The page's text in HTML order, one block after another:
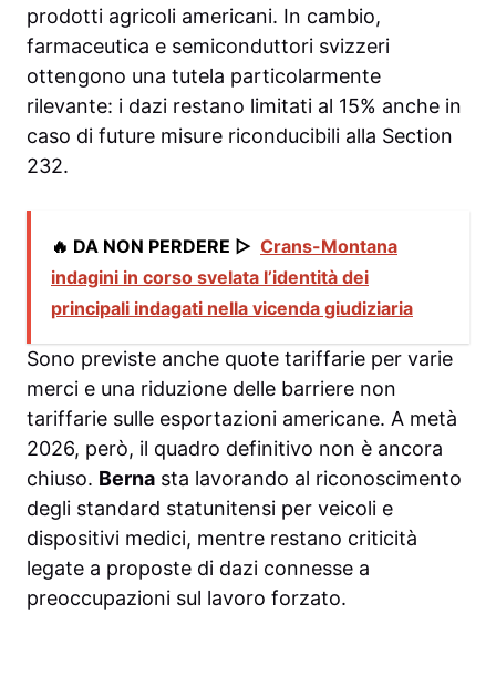
prodotti agricoli americani. In cambio,
farmaceutica e semiconduttori svizzeri
ottengono una tutela particolarmente
rilevante: i dazi restano limitati al 15% anche in
caso di future misure riconducibili alla Section
232.
🔥 DA NON PERDERE ▷ Crans-Montana
indagini in corso svelata l’identità dei
principali indagati nella vicenda giudiziaria
Sono previste anche quote tariffarie per varie
merci e una riduzione delle barriere non
tariffarie sulle esportazioni americane. A metà
2026, però, il quadro definitivo non è ancora
chiuso. Berna sta lavorando al riconoscimento
degli standard statunitensi per veicoli e
dispositivi medici, mentre restano criticità
legate a proposte di dazi connesse a
preoccupazioni sul lavoro forzato.